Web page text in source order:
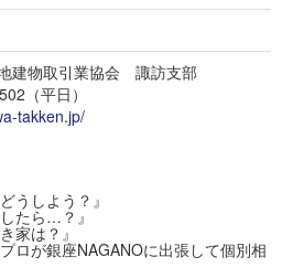
建物取引業協会 諏訪支部
（平日）
takken.jp/
うしよう？』
たら…？』
家は？』
ロが銀座NAGANOに出張して個別相